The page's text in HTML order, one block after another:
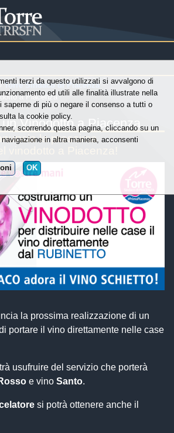
Torre Sindaco di Piacenza
a Piacenza
un Vinodotto a Piacenza
la prossima
vinodotto a Piacenza!
la prossima realizzazione di un
portare il vino direttamente nelle case
usufruire del servizio che porterà
e vino Santo.
si potrà ottenere anche il
terzi da questo utilizzati si avvalgono di
ed utili alle finalità illustrate nella
saperne di più o negare il consenso a tutti o
la cookie policy.
scorrendo questa pagina, cliccando su un
in altra maniera, acconsenti
OK